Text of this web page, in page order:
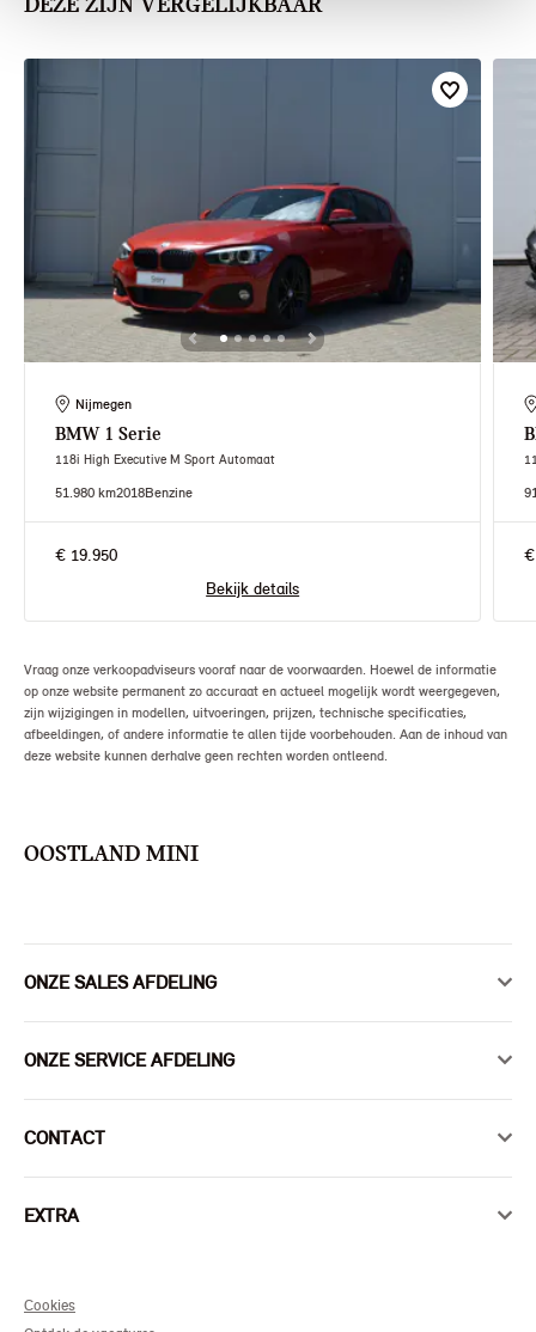
DEZE ZIJN VERGELIJKBAAR
Nijmegen
BMW 1 Serie
118i High Executive M Sport Automaat
51.980 km2018Benzine
€ 19.950
Bekijk details
Vraag onze verkoopadviseurs vooraf naar de voorwaarden. Hoewel de informatie
op onze website permanent zo accuraat en actueel mogelijk wordt weergegeven,
zijn wijzigingen in modellen, uitvoeringen, prijzen, technische specificaties,
afbeeldingen, of andere informatie te allen tijde voorbehouden. Aan de inhoud van
deze website kunnen derhalve geen rechten worden ontleend.
OOSTLAND MINI
ONZE SALES AFDELING
ONZE SERVICE AFDELING
CONTACT
EXTRA
Cookies